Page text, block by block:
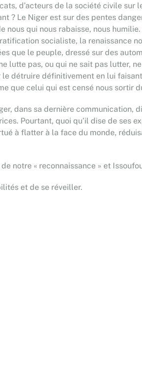
d’acteurs de la société civile sur
? Le Niger est sur des pentes
nous qui nous rabaisse, nous
socialiste, la renaissance
que le peuple, dressé sur des
lutte pas, ou qui ne sait pas lutter,
le détruire définitivement en lui
que celui qui est censé nous sortir
dans sa dernière communication,
Pourtant, quoi qu’il dise de
à flatter à la face du monde,
notre « reconnaissance » et
et de se réveiller.